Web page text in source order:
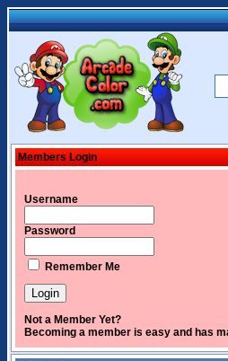
Members Login
Username
Password
Remember Me
Not a Member Yet?
Becoming a member is easy and has